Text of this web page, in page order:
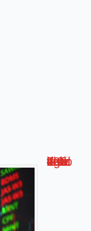
Faut-il vendre les actions du crédit agricole en 2024 ?